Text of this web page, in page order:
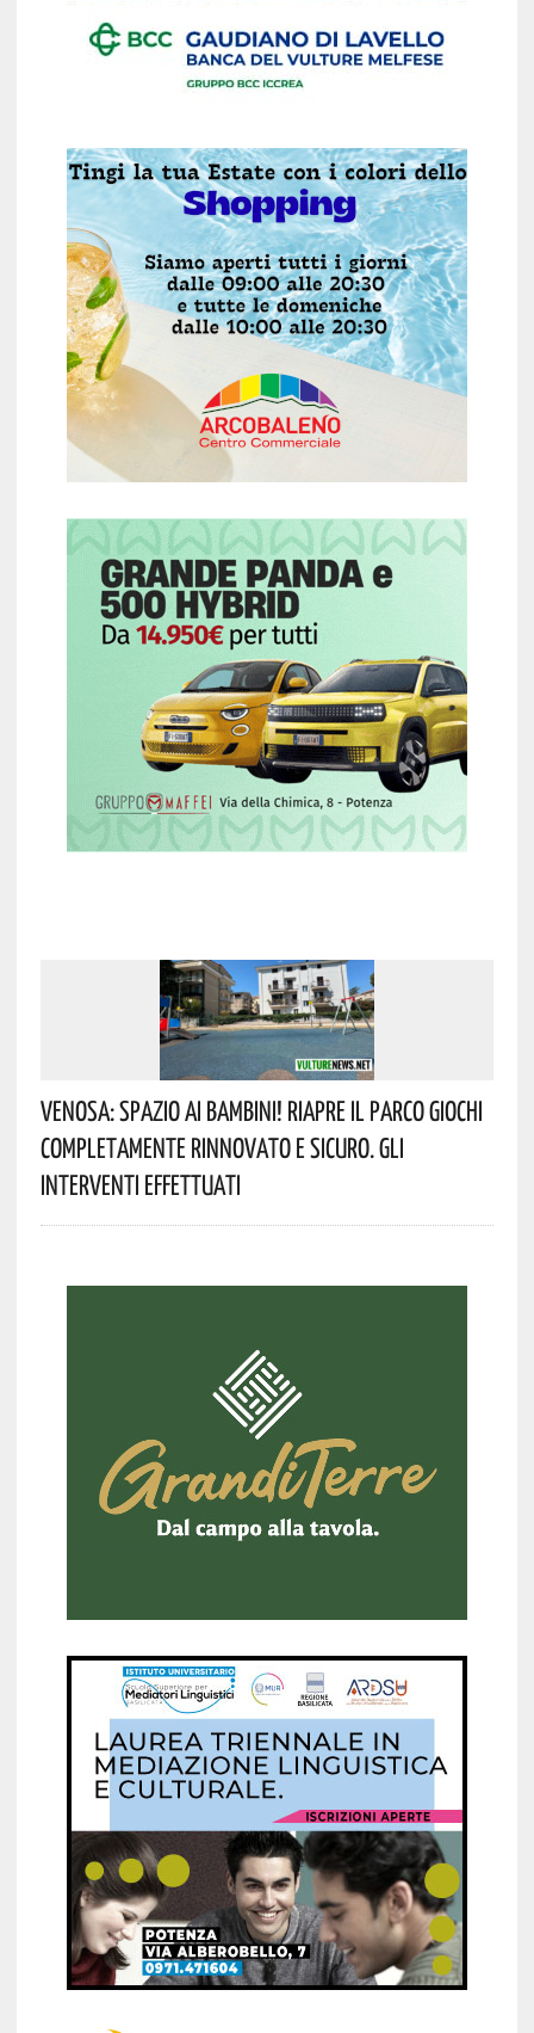
Venosa: Spazio Ai Bambini! Riapre Il Parco Giochi
Completamente Rinnovato E Sicuro. Gli
Interventi Effettuati